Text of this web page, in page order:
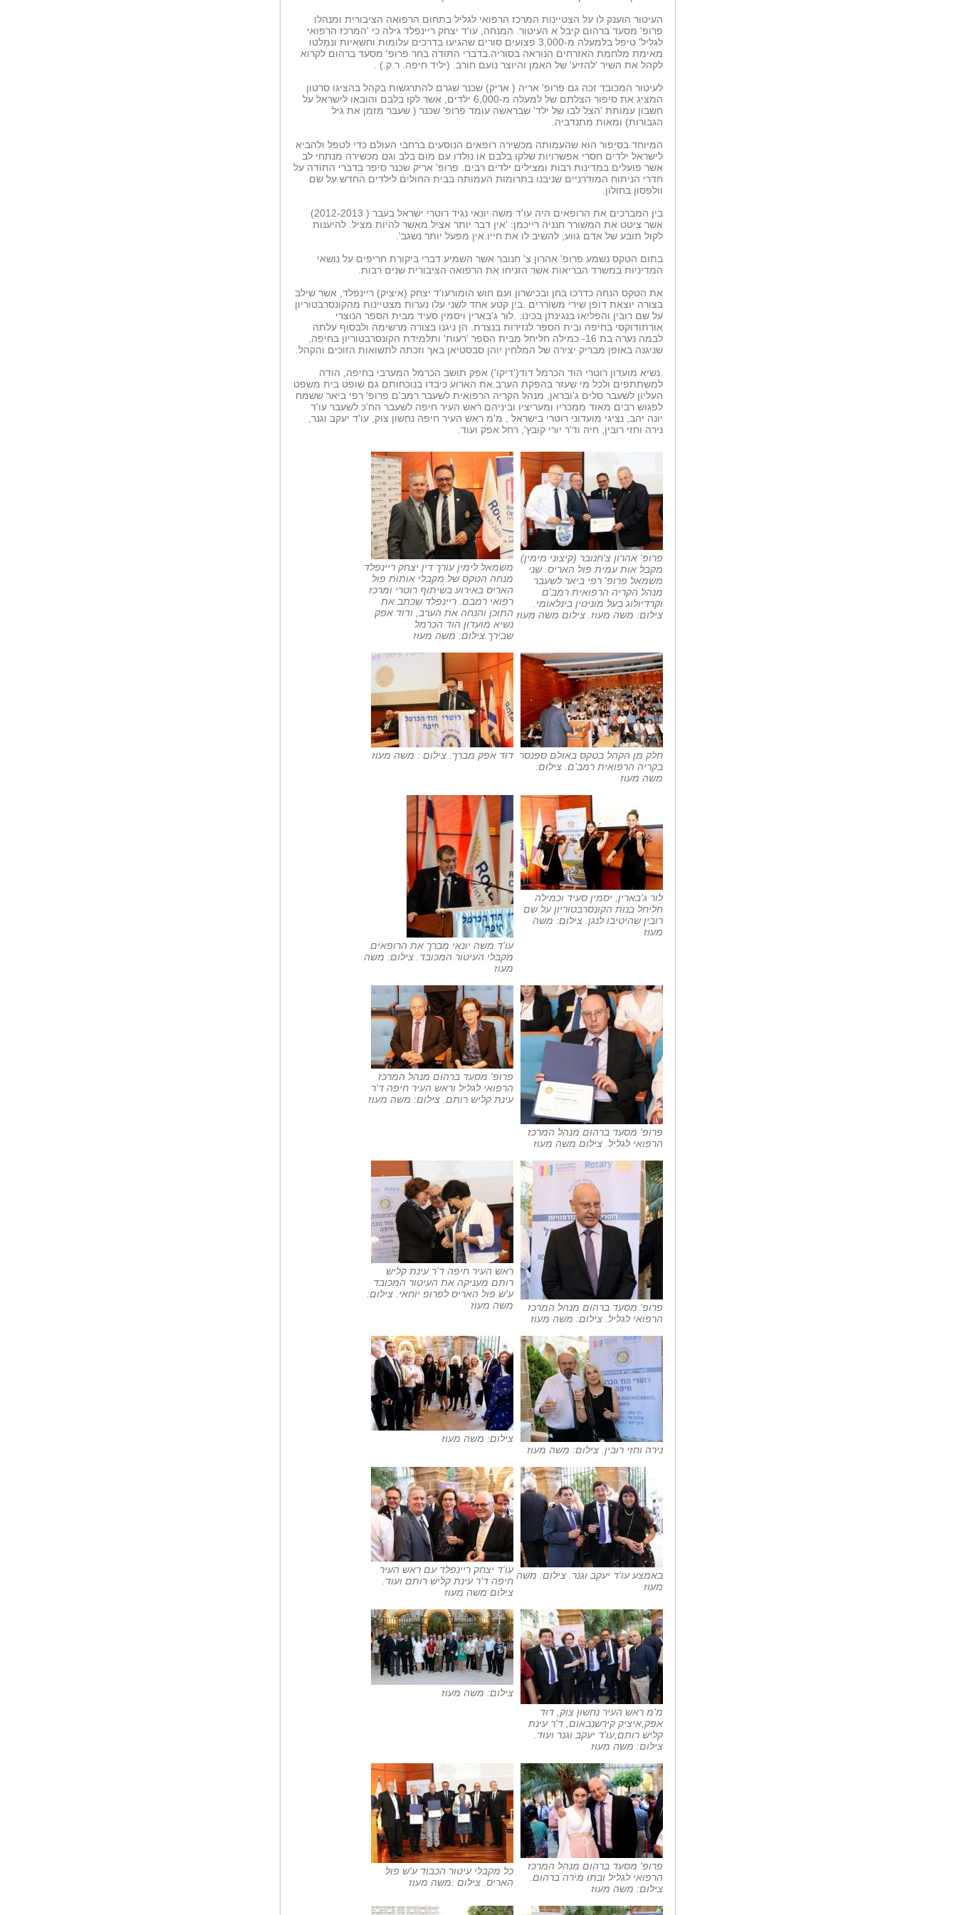
העיטור הוענק לו על הצטיינות המרכז הרפואי לגליל בתחום הרפואה הציבורית ומנהלו
פרופ' מסעד ברהום קיבל א העיטור. המנחה, עו'ד יצחק ריינפלד גילה כי 'המרכז הרפואי
לגליל' טיפל בלמעלה מ-3,000 פצועים סורים שהגיעו בדרכים עלומות וחשאיות ונמלטו
מאימת מלחמת האזרחים הנוראה בסוריה.בדברי התודה בחר פרופ' מסעד ברהום לקרוא
לקהל את השיר 'להזיע' של האמן והיוצר נועם חורב. (יליד חיפה. ר.ק.) .
לעיטור המכובד זכה גם פרופ' אריה ( אריק) שכנר שגרם להתרגשות בקהל בהציגו סרטון
המציג את סיפור הצלתם של למעלה מ-6,000 ילדים, אשר לקו בלבם והובאו לישראל על
חשבון עמותת 'הצל לבו של ילד' שבראשה עומד פרופ' שכנר ( שעבר מזמן את גיל
הגבורות) ומאות מתנדביה.
המיוחד בסיפור הוא שהעמותה מכשירה רופאים הנוסעים ברחבי העולם כדי לטפל ולהביא
לישראל ילדים חסרי אפשרויות שלקו בלבם או נולדו עם מום בלב וגם מכשירה מנתחי לב
אשר פועלים במדינות רבות ומצילים ילדים רבים. פרופ' אריק שכנר סיפר בדברי התודה על
חדרי הניתוח המודרניים שניבנו בתרומות העמותה בבית החולים לילדים החדש על שם
וולפסון בחולון.
בין המברכים את הרופאים היה עו'ד משה יונאי נגיד רוטרי ישראל בעבר ( 2012-2013)
אשר ציטט את המשורר חנניה רייכמן: 'אין דבר יותר אציל מאשר להיות מציל. להיענות
לקול תובע של אדם גווע, להשיב לו את חייו.אין מפעל יותר נשגב'.
בתום הטקס נשמע פרופ' אהרון צ' חנובר אשר השמיע דברי ביקורת חריפים על נושאי
המדיניות במשרד הבריאות אשר הזניחו את הרפואה הציבורית שנים רבות.
את הטקס הנחה כדרכו בחן ובכישרון ועם חוש הומורעו'ד יצחק (איציק) ריינפלד, אשר שילב
בצורה יוצאת דופן שירי משוררים .בין קטע אחד לשני עלו נערות מצטיינות מהקונסרבטוריון
על שם רובין והפליאו בנגינתן בכינו: .לור ג'בארין ויסמין סעיד מבית הספר הנוצרי
אורתודוקסי בחיפה ובית הספר לנזירות בנצרת. הן ניגנו בצורה מרשימה ולבסוף עלתה
לבמה נערה בת 16- כמילה חליחל מבית הספר 'רעות' ותלמידת הקונסרבטוריון בחיפה,
שניגנה באופן מבריק יצירה של המלחין יוהן סבסטיאן באך וזכתה לתשואות הזוכים והקהל.
.נשיא מועדון רוטרי הוד הכרמל דוד('דיקו') אפק תושב הכרמל המערבי בחיפה, הודה
למשתתפים ולכל מי שעזר בהפקת הערב.את הארוע כיבדו בנוכחותם גם שופט בית משפט
העליון לשעבר סלים ג'ובראן, מנהל הקריה הרפואית לשעבר רמב'ם פרופ' רפי ביאר ששמח
לפגוש רבים מאוד ממכריו ומעריציו וביניהם ראש העיר חיפה לשעבר הח'כ לשעבר עו'ד
יונה יהב, נציגי מועדוני רוטרי בישראל , מ'מ ראש העיר חיפה נחשון צוק, עו'ד יעקב וגנר,
נירה וחזי רובין, חיה וד'ר יורי קובץ', רחל אפק ועוד.
פרופ' אהרון צ'חנובר (קיצוני מימין)
מקבל אות עמית פול האריס. שני
משמאל פרופ' רפי ביאר לשעבר
מנהל הקריה הרפואית רמב'ם
וקרדיולוג בעל מוניטין בינלאומי.
צילום: משה מעוז. צילום משה מעוז
משמאל לימין עורך דין יצחק ריינפלד
מנחה הטקס של מקבלי אותות פול
האריס באירוע בשיתוף רוטרי ומרכז
רפואי רמבם. ריינפלד שכתב את
התוכן והנחה את הערב, ודוד אפק
נשיא מועדון הוד הכרמל
שבירך.צילום: משה מעוז
חלק מן הקהל בטקס באולם ספנסר
בקריה הרפואית רמב'ם. צילום:
משה מעוז
דוד אפק מברך. צילום : משה מעוז
לור ג'בארין, יסמין סעיד וכמילה
חליחל בנות הקונסרבטוריון על שם
רובין שהיטיבו לנגן. צילום: משה
מעוז
עו'ד משה יונאי מברך את הרופאים
מקבלי העיטור המכובד. צילום: משה
מעוז
פרופ' מסעד ברהום מנהל המרכז
הרפואי לגליל. צילום משה מעוז
פרופ' מסעד ברהום מנהל המרכז
הרפואי לגליל וראש העיר חיפה ד'ר
עינת קליש רותם. צילום: משה מעוז
פרופ' מסעד ברהום מנהל המרכז
הרפואי לגליל. צילום: משה מעוז
ראש העיר חיפה ד'ר עינת קליש
רותם מעניקה את העיטור המכובד
ע'ש פול האריס לפרופ יוחאי. צילום:
משה מעוז
נירה וחזי רובין. צילום: משה מעוז
צילום: משה מעוז
באמצע עו'ד יעקב וגנר. צילום: משה
מעוז
עו'ד יצחק ריינפלד עם ראש העיר
חיפה ד'ר עינת קליש רותם ועוד.
צילום משה מעוז
מ'מ ראש העיר נחשון צוק, דוד
אפק,איציק קירשנבאום, ד'ר עינת
קליש רותם,עו'ד יעקב וגנר ועוד.
צילום: משה מעוז
צילום: משה מעוז
פרופ' מסעד ברהום מנהל המרכז
הרפואי לגליל ובתו מירה ברהום.
צילום: משה מעוז
כל מקבלי עיטור הכבוד ע'ש פול
האריס. צילום :משה מעוז